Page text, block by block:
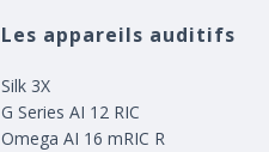
Les appareils auditifs
Silk 3X
G Series AI 12 RIC
Omega AI 16 mRIC R